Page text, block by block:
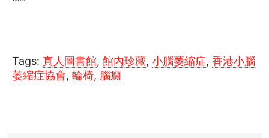
Tags: 真人圖書館, 館內珍藏, 小腦萎縮症, 香港小腦
萎縮症協會, 輪椅, 腦癇